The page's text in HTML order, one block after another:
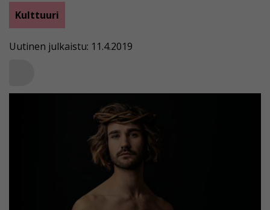
Kulttuuri
Uutinen julkaistu: 11.4.2019